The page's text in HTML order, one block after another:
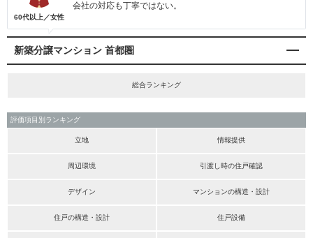
60代以上／女性
会社の対応も丁寧ではない。
新築分譲マンション 首都圏
総合ランキング
評価項目別ランキング
立地 情報提供
周辺環境 引渡し時の住戸確認
デザイン マンションの構造・設計
住戸の構造・設計 住戸設備